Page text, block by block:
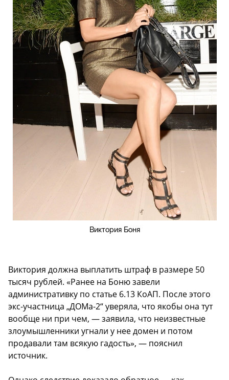
Виктория Боня
Виктория должна выплатить штраф в размере 50
тысяч рублей. «Ранее на Боню завели
административку по статье 6.13 КоАП. После этого
экс-участница „ДОМа-2“ уверяла, что якобы она тут
вообще ни при чем, — заявила, что неизвестные
злоумышленники угнали у нее домен и потом
продавали там всякую гадость», — пояснил
источник.